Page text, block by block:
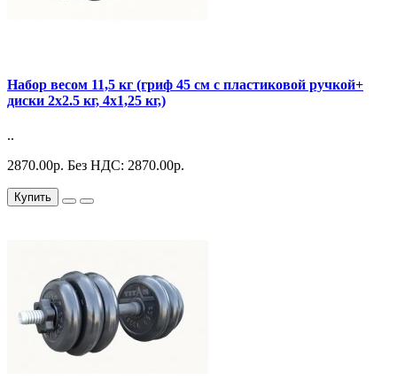
Набор весом 11,5 кг (гриф 45 см с пластиковой ручкой+
диски 2х2.5 кг, 4х1,25 кг,)
..
2870.00р. Без НДС: 2870.00р.
Купить